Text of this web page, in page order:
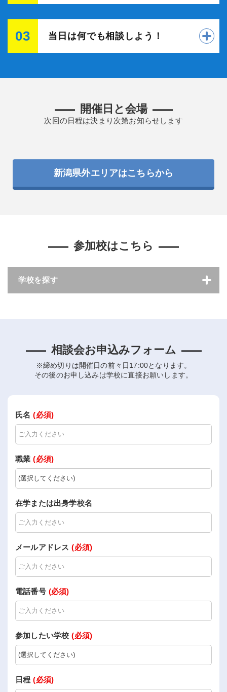
03 当日は何でも相談しよう！
開催日と会場
次回の日程は決まり次第お知らせします
新潟県外エリアはこちらから
参加校はこちら
学校を探す
相談会お申込みフォーム
※締め切りは開催日の前々日17:00となります。
その後のお申し込みは学校に直接お願いします。
氏名 (必須)
職業 (必須)
在学または出身学校名
メールアドレス (必須)
電話番号 (必須)
参加したい学校 (必須)
日程 (必須)